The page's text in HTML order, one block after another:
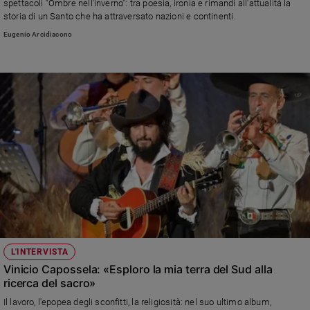
Ambiente
Creato
Diritti
Aziende
di
valore
Caso
della
settimana
Migranti
Diversità
e
inclusione
Costume
Cultura
spettacoli
spettacoli "Ombre nell'inverno": tra poesia, ironia e rimandi all'attualità la
storia di un Santo che ha attraversato nazioni e continenti.
Eugenio Arcidiacono
L'INTERVISTA
Vinicio Capossela: «Esploro la mia terra del Sud alla
ricerca del sacro»
Il lavoro, l'epopea degli sconfitti, la religiosità: nel suo ultimo album,